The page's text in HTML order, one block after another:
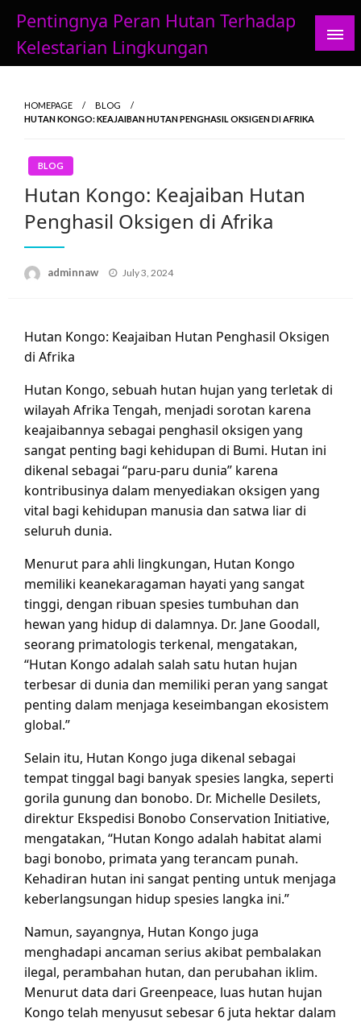
content
Pentingnya Peran Hutan Terhadap
Kelestarian Lingkungan
HOMEPAGE
BLOG
HUTAN KONGO: KEAJAIBAN HUTAN PENGHASIL OKSIGEN DI AFRIKA
BLOG
Hutan Kongo: Keajaiban Hutan
Penghasil Oksigen di Afrika
adminnaw
Posted
July 3, 2024
Hutan Kongo: Keajaiban Hutan Penghasil Oksigen
di Afrika
Hutan Kongo, sebuah hutan hujan yang terletak di
wilayah Afrika Tengah, menjadi sorotan karena
keajaibannya sebagai penghasil oksigen yang
sangat penting bagi kehidupan di Bumi. Hutan ini
dikenal sebagai “paru-paru dunia” karena
kontribusinya dalam menyediakan oksigen yang
vital bagi kehidupan manusia dan satwa liar di
seluruh dunia.
Menurut para ahli lingkungan, Hutan Kongo
memiliki keanekaragaman hayati yang sangat
tinggi, dengan ribuan spesies tumbuhan dan
hewan yang hidup di dalamnya. Dr. Jane Goodall,
seorang primatologis terkenal, mengatakan,
“Hutan Kongo adalah salah satu hutan hujan
terbesar di dunia dan memiliki peran yang sangat
penting dalam menjaga keseimbangan ekosistem
global.”
Selain itu, Hutan Kongo juga dikenal sebagai
tempat tinggal bagi banyak spesies langka, seperti
gorila gunung dan bonobo. Dr. Michelle Desilets,
direktur Ekspedisi Bonobo Conservation Initiative,
mengatakan, “Hutan Kongo adalah habitat alami
bagi bonobo, primata yang terancam punah.
Kehadiran hutan ini sangat penting untuk menjaga
keberlangsungan hidup spesies langka ini.”
Namun, sayangnya, Hutan Kongo juga
menghadapi ancaman serius akibat pembalakan
ilegal, perambahan hutan, dan perubahan iklim.
Menurut data dari Greenpeace, luas hutan hujan
Kongo telah menyusut sebesar 6 juta hektar dalam